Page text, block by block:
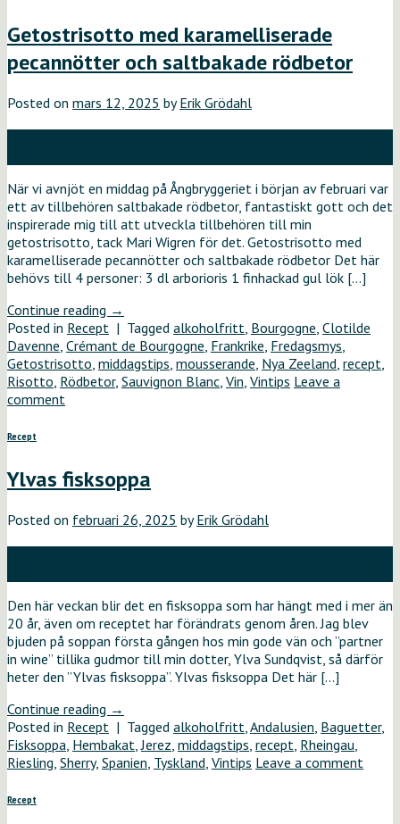
Getostrisotto med karamelliserade
pecannötter och saltbakade rödbetor
Posted on mars 12, 2025 byErik Grödahl
När vi avnjöt en middag på Ångbryggeriet i början av februari var
ett av tillbehören saltbakade rödbetor, fantastiskt gott och det
inspirerade mig till att utveckla tillbehören till min
getostrisotto, tack Mari Wigren för det. Getostrisotto med
karamelliserade pecannötter och saltbakade rödbetor Det här
behövs till 4 personer: 3 dl arborioris 1 finhackad gul lök […]
Continue reading →
Posted in Recept | Tagged alkoholfritt Bourgogne Clotilde
Davenne Crémant de Bourgogne Frankrike Fredagsmys
Getostrisotto middagstips mousserande Nya Zeeland recept
Risotto Rödbetor, Sauvignon Blanc Vin Vintips Leave a
comment
Recept
Ylvas fisksoppa
Posted on februari 26, 2025 byErik Grödahl
Den här veckan blir det en fisksoppa som har hängt med i mer än
20 år, även om receptet har förändrats genom åren. Jag blev
bjuden på soppan första gången hos min gode vän och ”partner
in wine” tillika gudmor till min dotter, Ylva Sundqvist, så därför
heter den ”Ylvas fisksoppa”. Ylvas fisksoppa Det här […]
Continue reading →
Posted in Recept | Tagged alkoholfritt Andalusien Baguetter,
Fisksoppa Hembakat ,Jerez middagstips recept Rheingau
Riesling Sherry, Spanien Tyskland Vintips Leave a comment
Recept